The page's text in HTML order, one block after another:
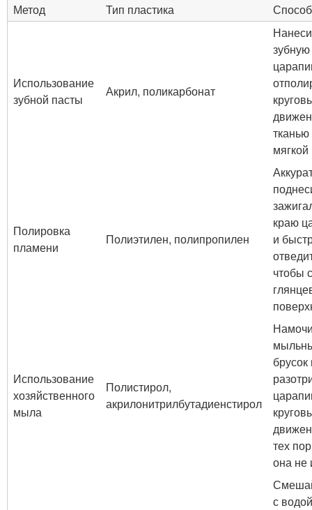
Метод
Тип пластика Способ
Использование
зубной пасты
Акрил, поликарбонат
Полировка
пламени
Полиэтилен, полипропилен
краю
и
чтобы
Использование
хозяйственного
мыла
Полистирол,
акрилонитрилбутадиенстирол
тех
она не
с